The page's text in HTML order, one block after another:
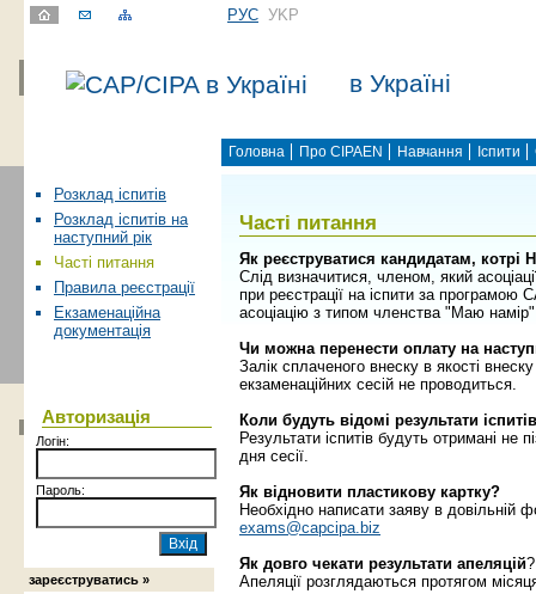
РУС УKР
в Україні
Головна Про CIPAEN Навчання Іспити
Розклад іспитів
Розклад іспитів на
наступний рік
Часті питання
Правила реєстрації
Екзаменаційна
документація
Авторизація
Логін:
Пароль:
зареєструватись »
Часті питання
Як реєструватися кандидатам, котрі
Слід визначитися, членом, який
при реєстрації на іспити за програмою
асоціацію з типом членства "Маю
Чи можна перенести оплату на
Залік сплаченого внеску в якості
екзаменаційних сесій не проводиться.
Коли будуть відомі результати
Результати іспитів будуть отримані не
дня сесії.
Як відновити пластикову картку?
Необхідно написати заяву в довільній
exams@capcipa.biz
Як довго чекати результати апеляцій?
Апеляції розглядаються протягом